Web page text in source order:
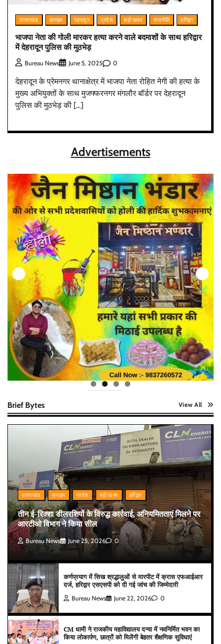
उत्तराखंड क्राइम देहरादून प्रदेश बड़ी खबर राजनीति हरिद्वार
भाजपा नेता की गोली मारकर हत्या करने वाले बदमाशों के साथ हरिद्वार
में देहरादून पुलिस की मुठभेड़
Bureau News June 5, 2025 0
देहरादून के प्रेमनगर थानाक्षेत्र में भाजपा नेता रोहित नेगी की हत्या के
मुख्य अभियुक्तों के साथ मुजफ्फरनगर मंगलौर बॉर्डर पर देहरादून
पुलिस की मुठभेड़ की […]
Advertisements
Brief Bytes View All
उत्तराखंड क्राइम प्रदेश बड़ी खबर हरिद्वार
तीन ई-रिक्शा डीलरशिपों के विरुद्ध कार्रवाई, अनियमितताएं मिलने पर
आरटीओ विभाग ने किया सील
Bureau News June 25, 2026 0
कर्णप्रयाग में सिख श्रद्धालुओं से मारपीट में क्रास एफआईआर
दर्ज, हरिद्वार एसएसपी को दी गई जांच की जिम्मेदारी
Bureau News June 22, 2026 0
CM धामी ने राजकीय महाविद्यालय दन्या में नवनिर्मित भवन का
किया लोकार्पण, छात्रों को मिलेंगी बेहतर शैक्षणिक सुविधाएं